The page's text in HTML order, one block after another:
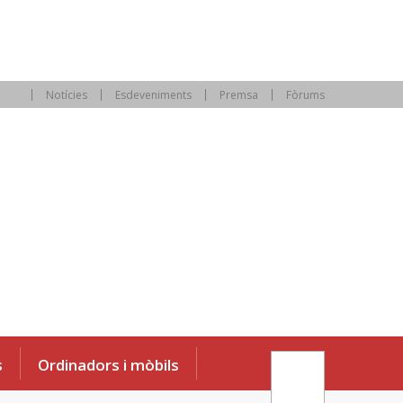
Notícies Esdeveniments Premsa Fòrums
Ordinadors i mòbils